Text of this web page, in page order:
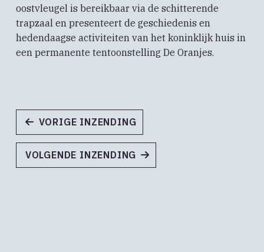
oostvleugel is bereikbaar via de schitterende
trapzaal en presenteert de geschiedenis en
hedendaagse activiteiten van het koninklijk huis in
een permanente tentoonstelling De Oranjes.
VORIGE INZENDING
VOLGENDE INZENDING